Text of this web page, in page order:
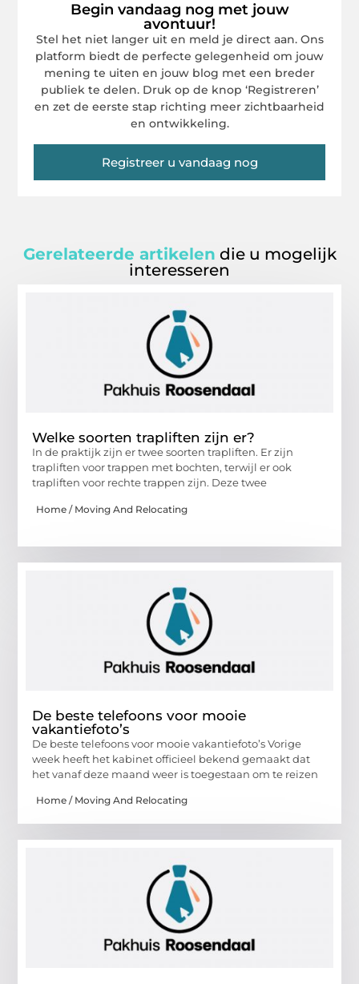
Begin vandaag nog met jouw
avontuur!
Stel het niet langer uit en meld je direct aan. Ons
platform biedt de perfecte gelegenheid om jouw
mening te uiten en jouw blog met een breder
publiek te delen. Druk op de knop ‘Registreren’
en zet de eerste stap richting meer zichtbaarheid
en ontwikkeling.
Registreer u vandaag nog
Gerelateerde artikelen die u mogelijk
interesseren
Welke soorten trapliften zijn er?
In de praktijk zijn er twee soorten trapliften. Er zijn
trapliften voor trappen met bochten, terwijl er ook
trapliften voor rechte trappen zijn. Deze twee
Home / Moving And Relocating
De beste telefoons voor mooie
vakantiefoto’s
De beste telefoons voor mooie vakantiefoto’s Vorige
week heeft het kabinet officieel bekend gemaakt dat
het vanaf deze maand weer is toegestaan om te reizen
Home / Moving And Relocating